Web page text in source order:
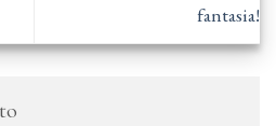
fantasia!